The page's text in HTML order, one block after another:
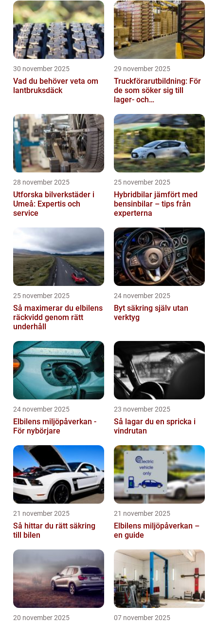
30 november 2025
Vad du behöver veta om
lantbruksdäck
29 november 2025
Truckförarutbildning: För
de som söker sig till
lager- och
28 november 2025
Utforska bilverkstäder i
Umeå: Expertis och
service
25 november 2025
Hybridbilar jämfört med
bensinbilar – tips från
experterna
25 november 2025
Så maximerar du elbilens
räckvidd genom rätt
underhåll
24 november 2025
Byt säkring själv utan
verktyg
24 november 2025
Elbilens miljöpåverkan -
För nybörjare
23 november 2025
Så lagar du en spricka i
vindrutan
21 november 2025
Så hittar du rätt säkring
till bilen
21 november 2025
Elbilens miljöpåverkan –
en guide
20 november 2025 07 november 2025